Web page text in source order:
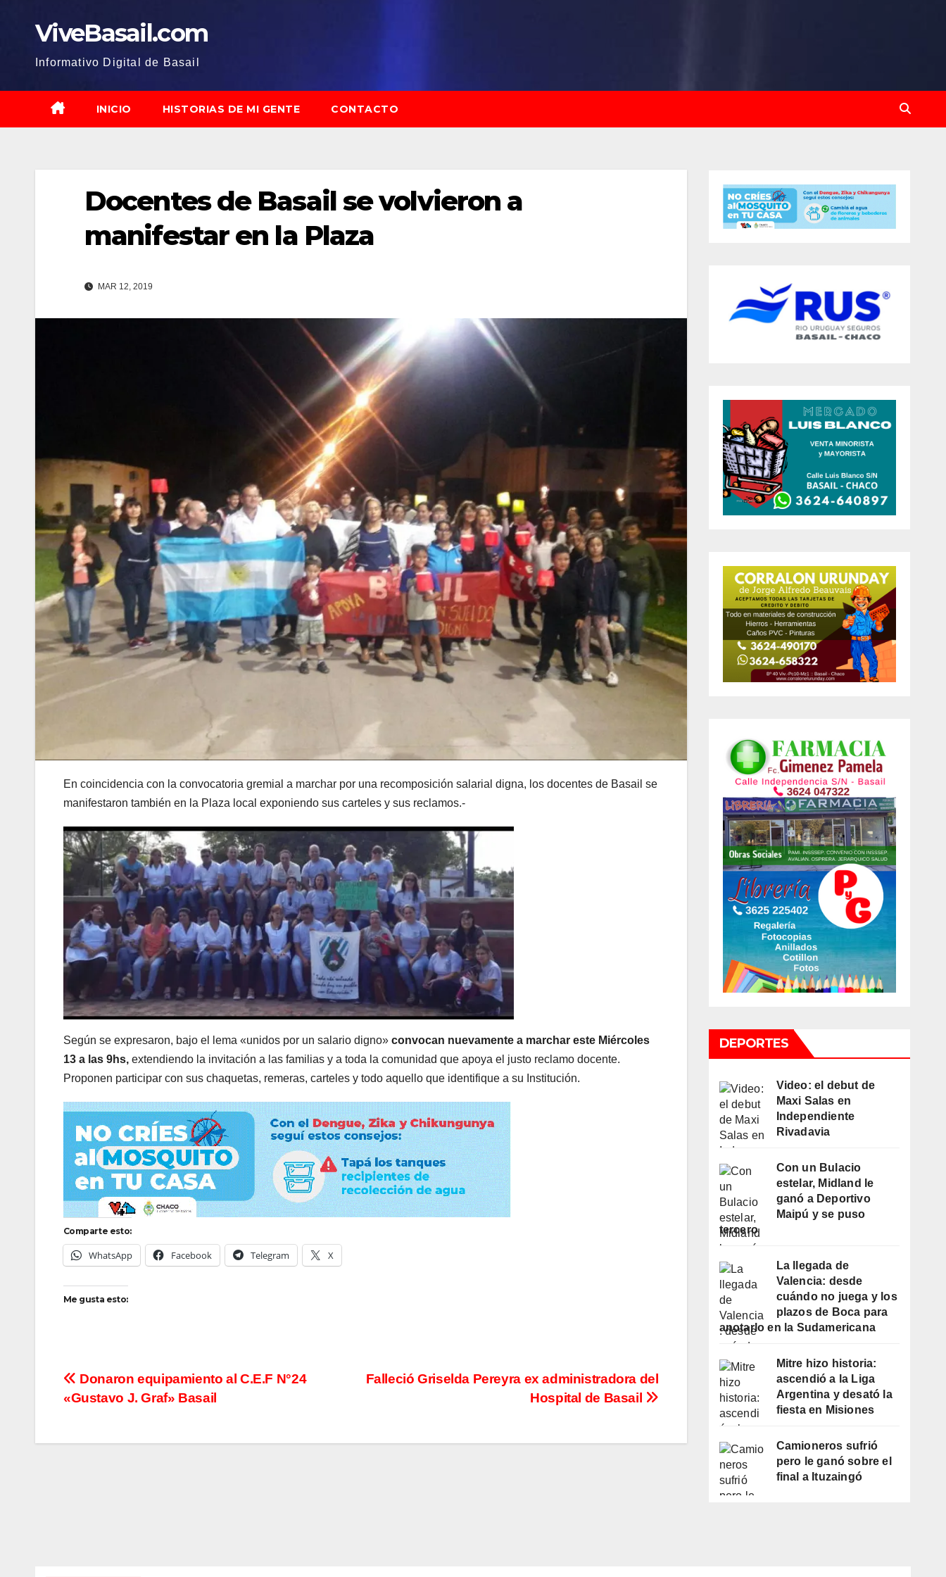
ViveBasail.com
Informativo Digital de Basail
INICIO HISTORIAS DE MI GENTE CONTACTO
Docentes de Basail se volvieron a
manifestar en la Plaza
MAR 12, 2019
En coincidencia con la convocatoria gremial a marchar por una recomposición salarial digna, los docentes de Basail se
manifestaron también en la Plaza local exponiendo sus carteles y sus reclamos.-
Según se expresaron, bajo el lema «unidos por un salario digno» convocan nuevamente a marchar este Miércoles
13 a las 9hs, extendiendo la invitación a las familias y a toda la comunidad que apoya el justo reclamo docente.
Proponen participar con sus chaquetas, remeras, carteles y todo aquello que identifique a su Institución.
Comparte esto:
WhatsApp Facebook Telegram X
Me gusta esto:
Navegación
entradas
Falleció Griselda Pereyra ex administradora del
Hospital de Basail
Donaron equipamiento al C.E.F N°24
«Gustavo J. Graf» Basail
DEPORTES
Video: el debut de
Maxi Salas en
Independiente
Rivadavia
Con un Bulacio
estelar, Midland le
ganó a Deportivo
Maipú y se puso
tercero
La llegada de
Valencia: desde
cuándo no juega y los
plazos de Boca para
anotarlo en la Sudamericana
Mitre hizo historia:
ascendió a la Liga
Argentina y desató la
fiesta en Misiones
Camioneros sufrió
pero le ganó sobre el
final a Ituzaingó